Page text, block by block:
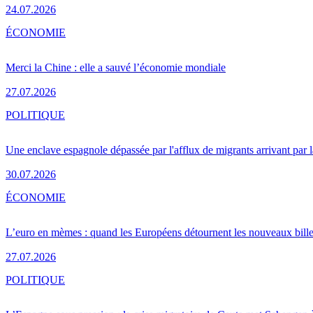
24.07.2026
Merci la Chine : elle a sauvé l’économie mondiale
27.07.2026
ÉCONOMIE
Une enclave espagnole dépassée par l'afflux de migrants arrivant par
30.07.2026
POLITIQUE
L’euro en mèmes : quand les Européens détournent les nouveaux
27.07.2026
ÉCONOMIE
POLITIQUE